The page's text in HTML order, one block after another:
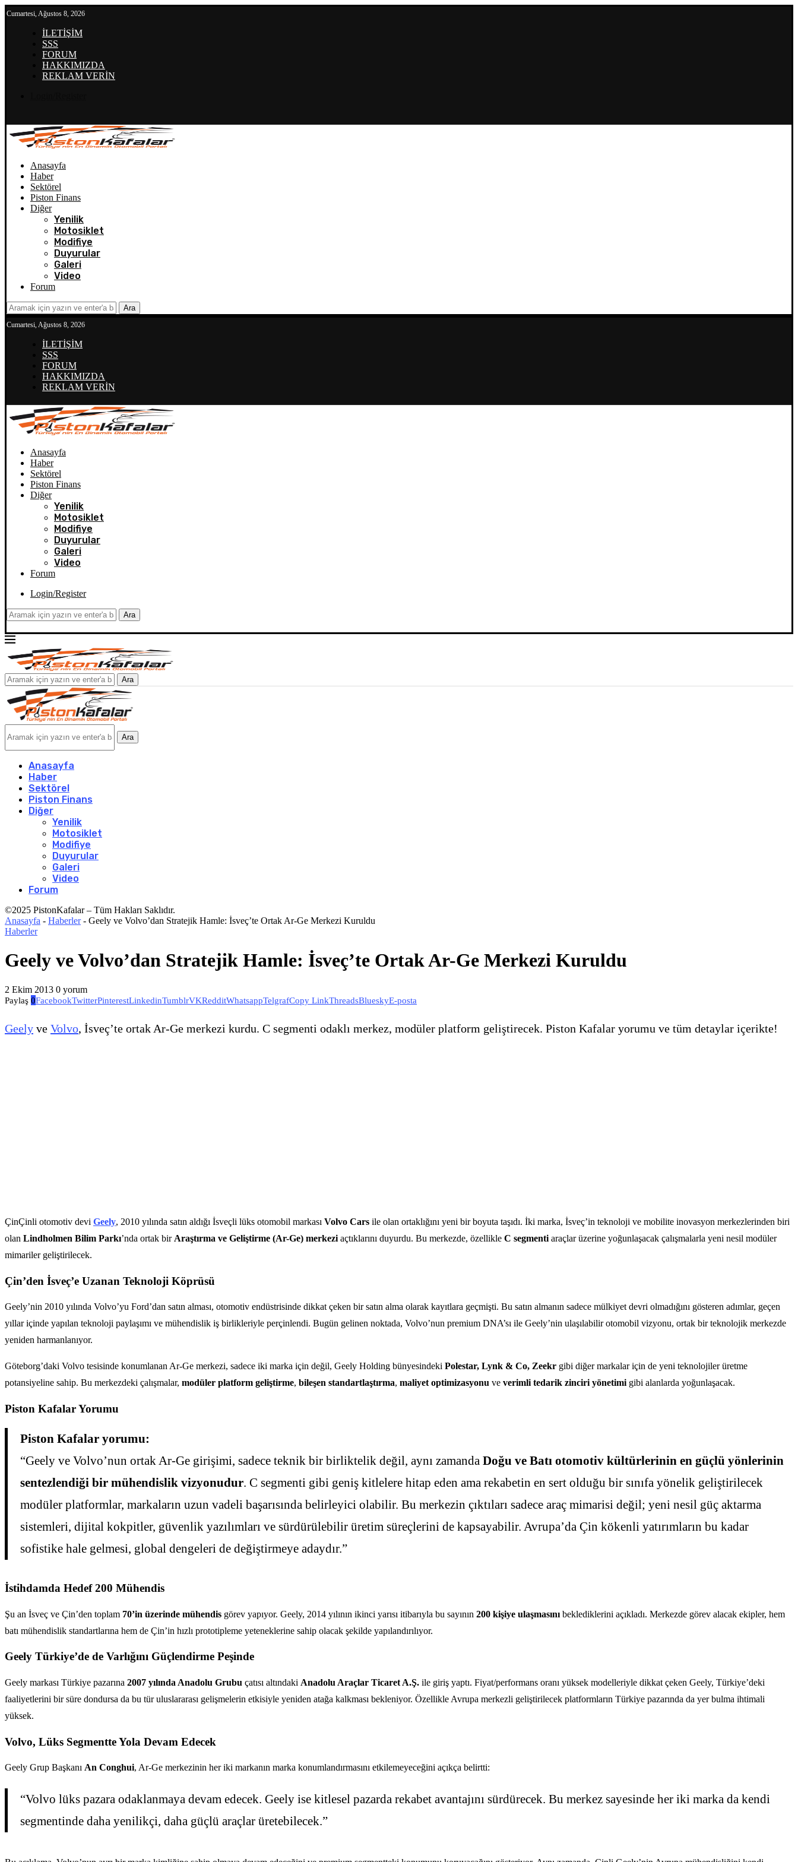
Cumartesi, Ağustos 8, 2026
İLETİŞİM
SSS
FORUM
HAKKIMIZDA
REKLAM VERİN
Anasayfa
Haber
Sektörel
Piston Finans
Diğer
Yenilik
Motosiklet
Modifiye
Duyurular
Galeri
Video
Forum
Ara
Cumartesi, Ağustos 8, 2026
İLETİŞİM
SSS
FORUM
HAKKIMIZDA
REKLAM VERİN
Anasayfa
Haber
Sektörel
Piston Finans
Diğer
Yenilik
Motosiklet
Modifiye
Duyurular
Galeri
Video
Forum
Login/Register
Ara
Ara
Ara
Anasayfa
Haber
Sektörel
Piston Finans
Diğer
Yenilik
Motosiklet
Modifiye
Duyurular
Galeri
Video
Forum
©2025 PistonKafalar – Tüm Hakları Saklıdır.
Anasayfa - Haberler- Geely ve Volvo’dan Stratejik Hamle: İsveç’te Ortak Ar-Ge Merkezi Kuruldu
Haberler
Geely ve Volvo’dan Stratejik Hamle: İsveç’te Ortak Ar-Ge Merkezi Kuruldu
2 Ekim 2013 0 yorum
Paylaş 0FacebookTwitterPinterestLinkedinTumblrVKRedditWhatsappTelgrafCopy LinkThreadsBlueskyE-posta
Geely ve Volvo, İsveç’te ortak Ar-Ge merkezi kurdu. C segmenti odaklı merkez, modüler platform geliştirecek. Piston Kafalar yorumu ve tüm detaylar içerikte!
ÇinÇinli otomotiv devi Geely, 2010 yılında satın aldığı İsveçli lüks otomobil markası Volvo Cars ile olan ortaklığını yeni bir boyuta taşıdı. İki marka, İsveç’in teknoloji ve mobilite inovasyon merkezlerinden biri
olan Lindholmen Bilim Parkı’nda ortak bir Araştırma ve Geliştirme (Ar-Ge) merkezi açtıklarını duyurdu. Bu merkezde, özellikle C segmenti araçlar üzerine yoğunlaşacak çalışmalarla yeni nesil modüler
mimariler geliştirilecek.
Çin’den İsveç’e Uzanan Teknoloji Köprüsü
Geely’nin 2010 yılında Volvo’yu Ford’dan satın alması, otomotiv endüstrisinde dikkat çeken bir satın alma olarak kayıtlara geçmişti. Bu satın almanın sadece mülkiyet devri olmadığını gösteren adımlar, geçen
yıllar içinde yapılan teknoloji paylaşımı ve mühendislik iş birlikleriyle perçinlendi. Bugün gelinen noktada, Volvo’nun premium DNA’sı ile Geely’nin ulaşılabilir otomobil vizyonu, ortak bir teknolojik merkezde
yeniden harmanlanıyor.
Göteborg’daki Volvo tesisinde konumlanan Ar-Ge merkezi, sadece iki marka için değil, Geely Holding bünyesindeki Polestar, Lynk & Co, Zeekr gibi diğer markalar için de yeni teknolojiler üretme
potansiyeline sahip. Bu merkezdeki çalışmalar, modüler platform geliştirme, bileşen standartlaştırma, maliyet optimizasyonu ve verimli tedarik zinciri yönetimi gibi alanlarda yoğunlaşacak.
Piston Kafalar Yorumu
Piston Kafalar yorumu:
“Geely ve Volvo’nun ortak Ar-Ge girişimi, sadece teknik bir birliktelik değil, aynı zamandaDoğu ve Batı otomotiv kültürlerinin en güçlü yönlerinin
sentezlendiği bir mühendislik vizyonudur. C segmenti gibi geniş kitlelere hitap eden ama rekabetin en sert olduğu bir sınıfa yönelik geliştirilecek
modüler platformlar, markaların uzun vadeli başarısında belirleyici olabilir. Bu merkezin çıktıları sadece araç mimarisi değil; yeni nesil güç aktarma
sistemleri, dijital kokpitler, güvenlik yazılımları ve sürdürülebilir üretim süreçlerini de kapsayabilir. Avrupa’da Çin kökenli yatırımların bu kadar
sofistike hale gelmesi, global dengeleri de değiştirmeye adaydır.”
İstihdamda Hedef 200 Mühendis
Şu an İsveç ve Çin’den toplam 70’in üzerinde mühendis görev yapıyor. Geely, 2014 yılının ikinci yarısı itibarıyla bu sayının 200 kişiye ulaşmasını beklediklerini açıkladı. Merkezde görev alacak ekipler, hem
batı mühendislik standartlarına hem de Çin’in hızlı prototipleme yeteneklerine sahip olacak şekilde yapılandırılıyor.
Geely Türkiye’de de Varlığını Güçlendirme Peşinde
Geely markası Türkiye pazarına 2007 yılında Anadolu Grubu çatısı altındaki Anadolu Araçlar Ticaret A.Ş. ile giriş yaptı. Fiyat/performans oranı yüksek modelleriyle dikkat çeken Geely, Türkiye’deki
faaliyetlerini bir süre dondursa da bu tür uluslararası gelişmelerin etkisiyle yeniden atağa kalkması bekleniyor. Özellikle Avrupa merkezli geliştirilecek platformların Türkiye pazarında da yer bulma ihtimali
yüksek.
Volvo, Lüks Segmentte Yola Devam Edecek
Geely Grup Başkanı An Conghui, Ar-Ge merkezinin her iki markanın marka konumlandırmasını etkilemeyeceğini açıkça belirtti:
“Volvo lüks pazara odaklanmaya devam edecek. Geely ise kitlesel pazarda rekabet avantajını sürdürecek. Bu merkez sayesinde her iki marka da kendi
segmentinde daha yenilikçi, daha güçlü araçlar üretebilecek.”